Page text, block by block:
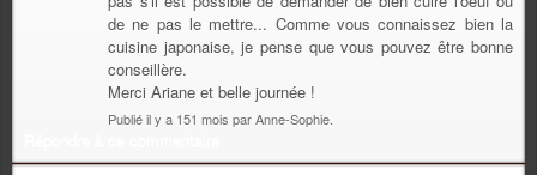
de ne pas le mettre... Comme vous connaissez bien la
cuisine japonaise, je pense que vous pouvez être bonne
conseillère.
Merci Ariane et belle journée !
Publié il y a 151 mois par Anne-Sophie.